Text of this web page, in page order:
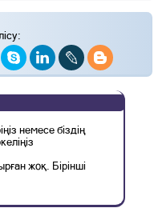
немесе біздің
жоқ. Бірінші